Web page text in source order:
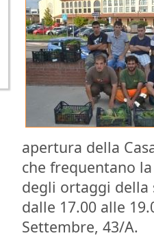
apertura della
che frequentano
degli ortaggi della
dalle 17.00 alle
Settembre, 43/A.